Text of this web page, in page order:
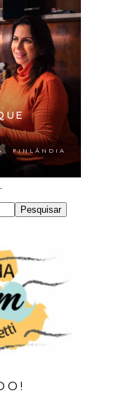
, FINLÂNDIA
Pesquisar